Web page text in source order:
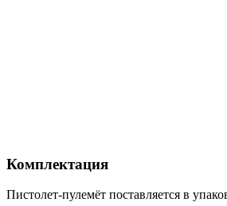
Комплектация
Пистолет-пулемёт поставляется в